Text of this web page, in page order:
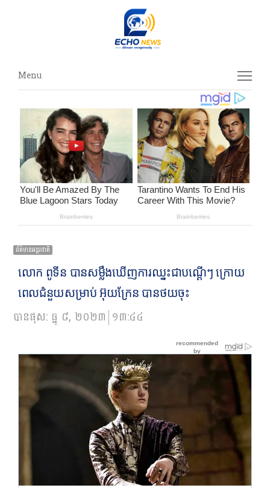
Menu
Menu
ព័ត៌មានអន្ដរជាតិ
លោក ពូទីន បានសម្លឹងឃើញការឈ្នះជាបណ្តើៗ ក្រោយ
ពេលជំនួយសម្រាប់ អ៊ុយក្រែន បានថយចុះ
បានផុស: ធ្នូ ៨, ២០២៣ ១៣:៤៤